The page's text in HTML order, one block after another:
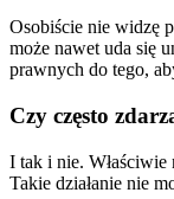
Osobiście nie widzę
może nawet uda się
prawnych do tego,
Czy często
I tak i nie. Właściwie
Takie działanie nie